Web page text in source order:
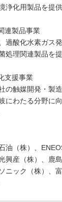
浄化用製品を提供
連製品事業
過酸化水素ガス
処理関連製品を
支援事業
の触媒開発・製
にわたる分野に
油（株）、
興産（株）、鹿島
ニック（株）、